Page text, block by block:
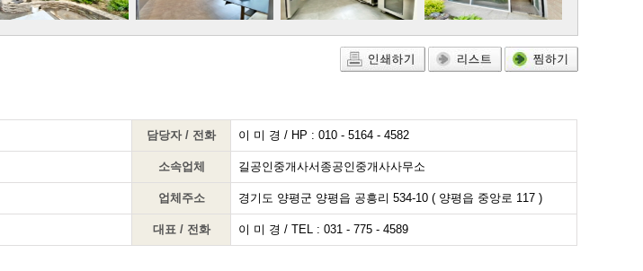
담당자 / 전화 이 미 경 / HP : 010 - 5164 - 4582
소속업체 길공인중개사서종공인중개사사무소
업체주소 경기도 양평군 양평읍 공흥리 534-10 ( 양평읍 중앙로 117 )
대표 / 전화 이 미 경 / TEL : 031 - 775 - 4589